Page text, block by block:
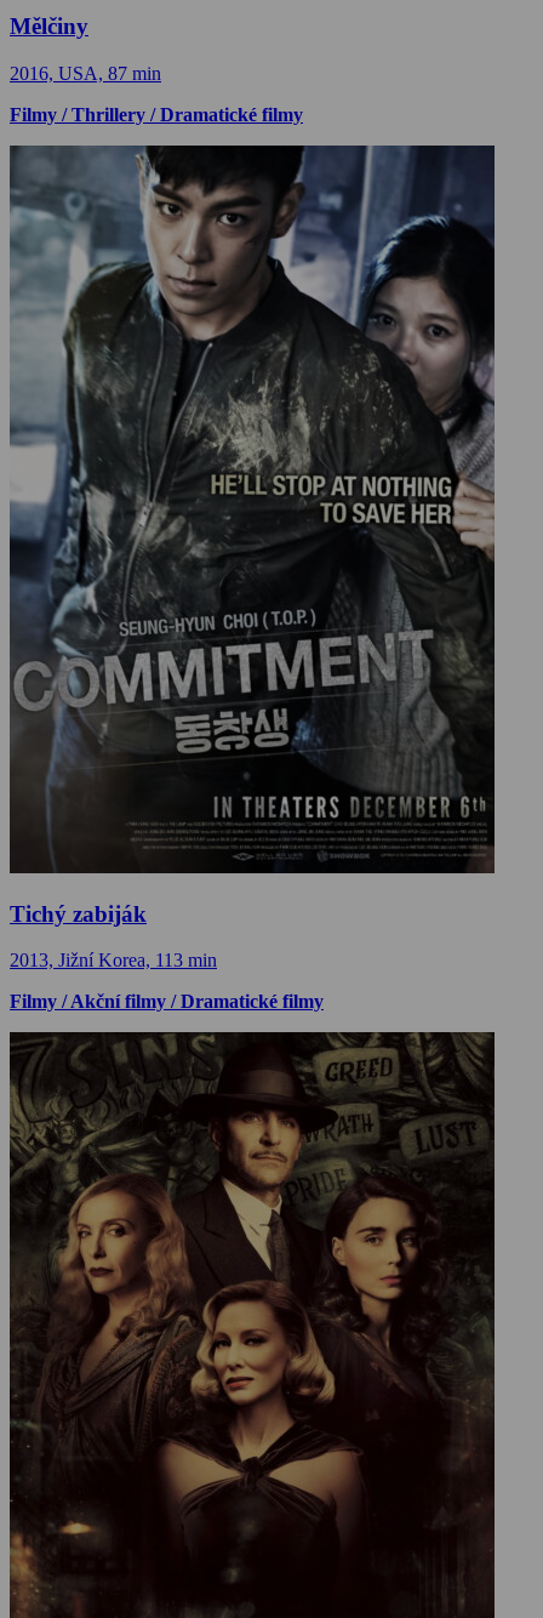
Mělčiny
2016, USA, 87 min
Filmy / Thrillery / Dramatické filmy
Tichý zabiják
2013, Jižní Korea, 113 min
Filmy / Akční filmy / Dramatické filmy